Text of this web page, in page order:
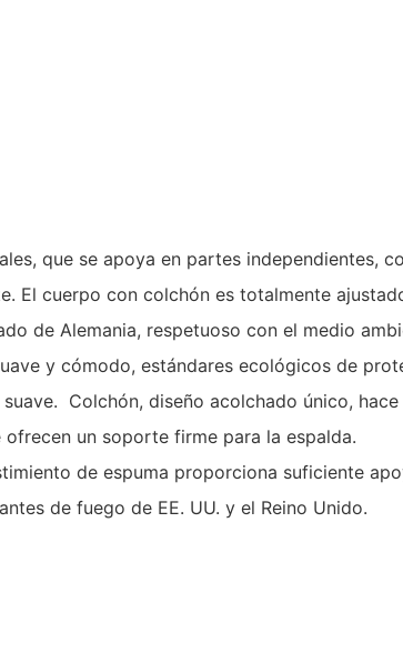
que se apoya en partes independientes,
El cuerpo con colchón es totalmente
de Alemania, respetuoso con el medio
y cómodo, estándares ecológicos de
Colchón, diseño acolchado único,
un soporte firme para la espalda.
de espuma proporciona suficiente
de fuego de EE. UU. y el Reino Unido.